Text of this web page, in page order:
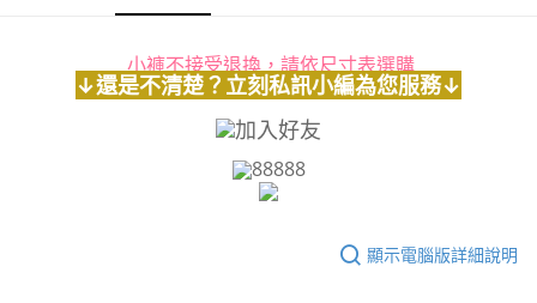
宅配-貨到不付款
每筆NT$90，滿NT$1,300(含以上)免運費
查看運費
小褲不接受退換，請依尺寸表選購
↓還是不清楚？立刻私訊小編為您服務↓
88888
顯示電腦版詳細說明